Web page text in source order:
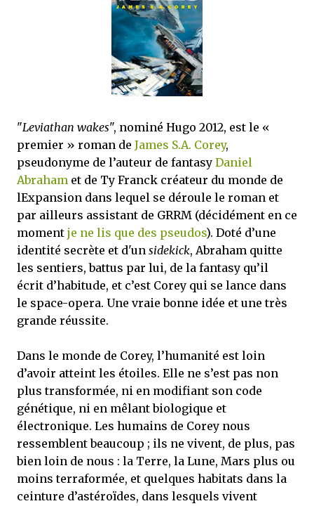
mettre sous tous les yeux. C'est cela...
"Leviathan wakes", nominé Hugo 2012, est le «
premier » roman de James S.A. Corey,
pseudonyme de l’auteur de fantasy Daniel
Abraham et de Ty Franck créateur du monde de
lExpansion dans lequel se déroule le roman et
par ailleurs assistant de GRRM (décidément en ce
moment je ne lis que des pseudos). Doté d’une
identité secrète et d'un sidekick, Abraham quitte
les sentiers, battus par lui, de la fantasy qu’il
écrit d’habitude, et c’est Corey qui se lance dans
le space-opera. Une vraie bonne idée et une très
grande réussite.
Dans le monde de Corey, l’humanité est loin
d’avoir atteint les étoiles. Elle ne s’est pas non
plus transformée, ni en modifiant son code
génétique, ni en mêlant biologique et
électronique. Les humains de Corey nous
ressemblent beaucoup ; ils ne vivent, de plus, pas
bien loin de nous : la Terre, la Lune, Mars plus ou
moins terraformée, et quelques habitats dans la
ceinture d’astéroïdes, dans lesquels vivent